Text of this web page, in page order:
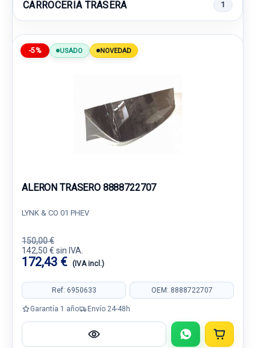
CARROCERIA TRASERA 1
-5% USADO NOVEDAD
ALERON TRASERO 8888722707
LYNK & CO 01 PHEV
150,00 €
142,50 € sin IVA.
172,43 € (IVA incl.)
Ref: 6950633 OEM: 8888722707
Garantía 1 año Envío 24-48h